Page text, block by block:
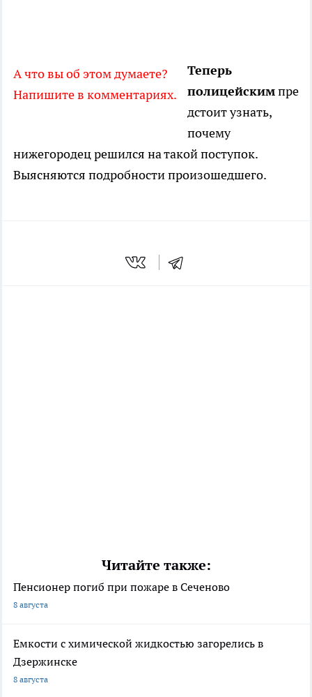
А что вы об этом думаете?
Напишите в комментариях.
Теперь
полицейскимпре
дстоит узнать,
почему
нижегородец решился на такой поступок.
Выясняются подробности произошедшего.
Читайте также:
Пенсионер погиб при пожаре в Сеченово
8 августа
Емкости с химической жидкостью загорелись в
Дзержинске
8 августа